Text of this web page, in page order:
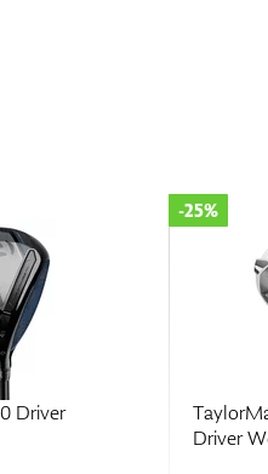
Driver
Driver
-25%